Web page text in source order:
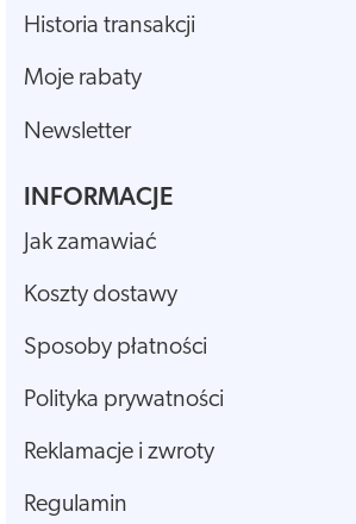
Historia transakcji
Moje rabaty
Newsletter
INFORMACJE
Jak zamawiać
Koszty dostawy
Sposoby płatności
Polityka prywatności
Reklamacje i zwroty
Regulamin